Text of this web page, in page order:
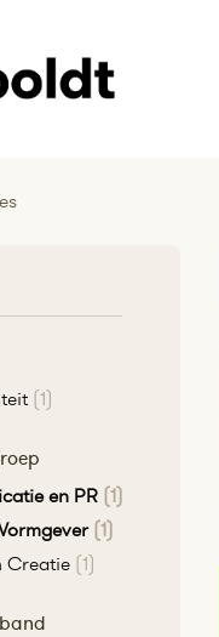
(1)
en PR (1)
(1)
Creatie (1)